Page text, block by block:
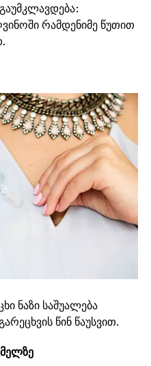
რამდენიმე წუთით
ნაზი საშუალება
წინ წაუსვით.